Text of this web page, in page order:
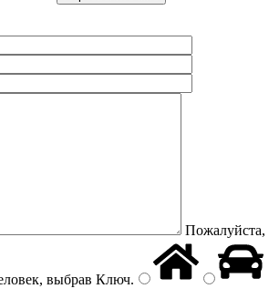
Пожалуйста,
выбрав Ключ.